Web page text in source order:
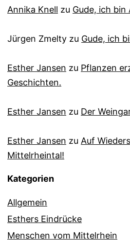
Annika Knell zu Gude, ich bin
Jürgen Zmelty zu Gude, ich
Esther Jansen zu Pflanzen
Geschichten.
Esther Jansen zu Der
Esther Jansen zu Auf
Mittelrheintal!
Kategorien
Allgemein
Esthers Eindrücke
Menschen vom Mittelrhein